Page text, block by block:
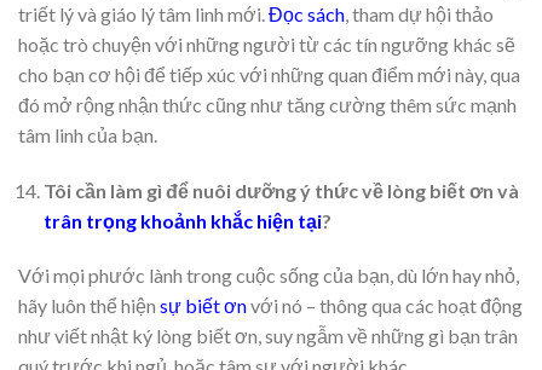
triết lý và giáo lý tâm linh mới. Đọc sách , tham dự hội thảo
hoặc trò chuyện với những người từ các tín ngưỡng khác sẽ
cho bạn cơ hội để tiếp xúc với những quan điểm mới này, qua
đó mở rộng nhận thức cũng như tăng cường thêm sức mạnh
tâm linh của bạn.
Tôi cần làm gì để nuôi dưỡng ý thức về lòng biết ơn và
trân trọng khoảnh khắc hiện tại?
Với mọi phước lành trong cuộc sống của bạn, dù lớn hay nhỏ,
hãy luôn thể hiện sự biết ơnvới nó – thông qua các hoạt động
như viết nhật ký lòng biết ơn, suy ngẫm về những gì bạn trân